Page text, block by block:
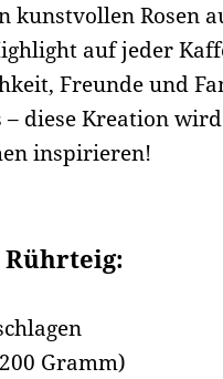
kunstvollen Rosen
auf jeder
Freunde und
– diese Kreation
inspirieren!
Gramm)